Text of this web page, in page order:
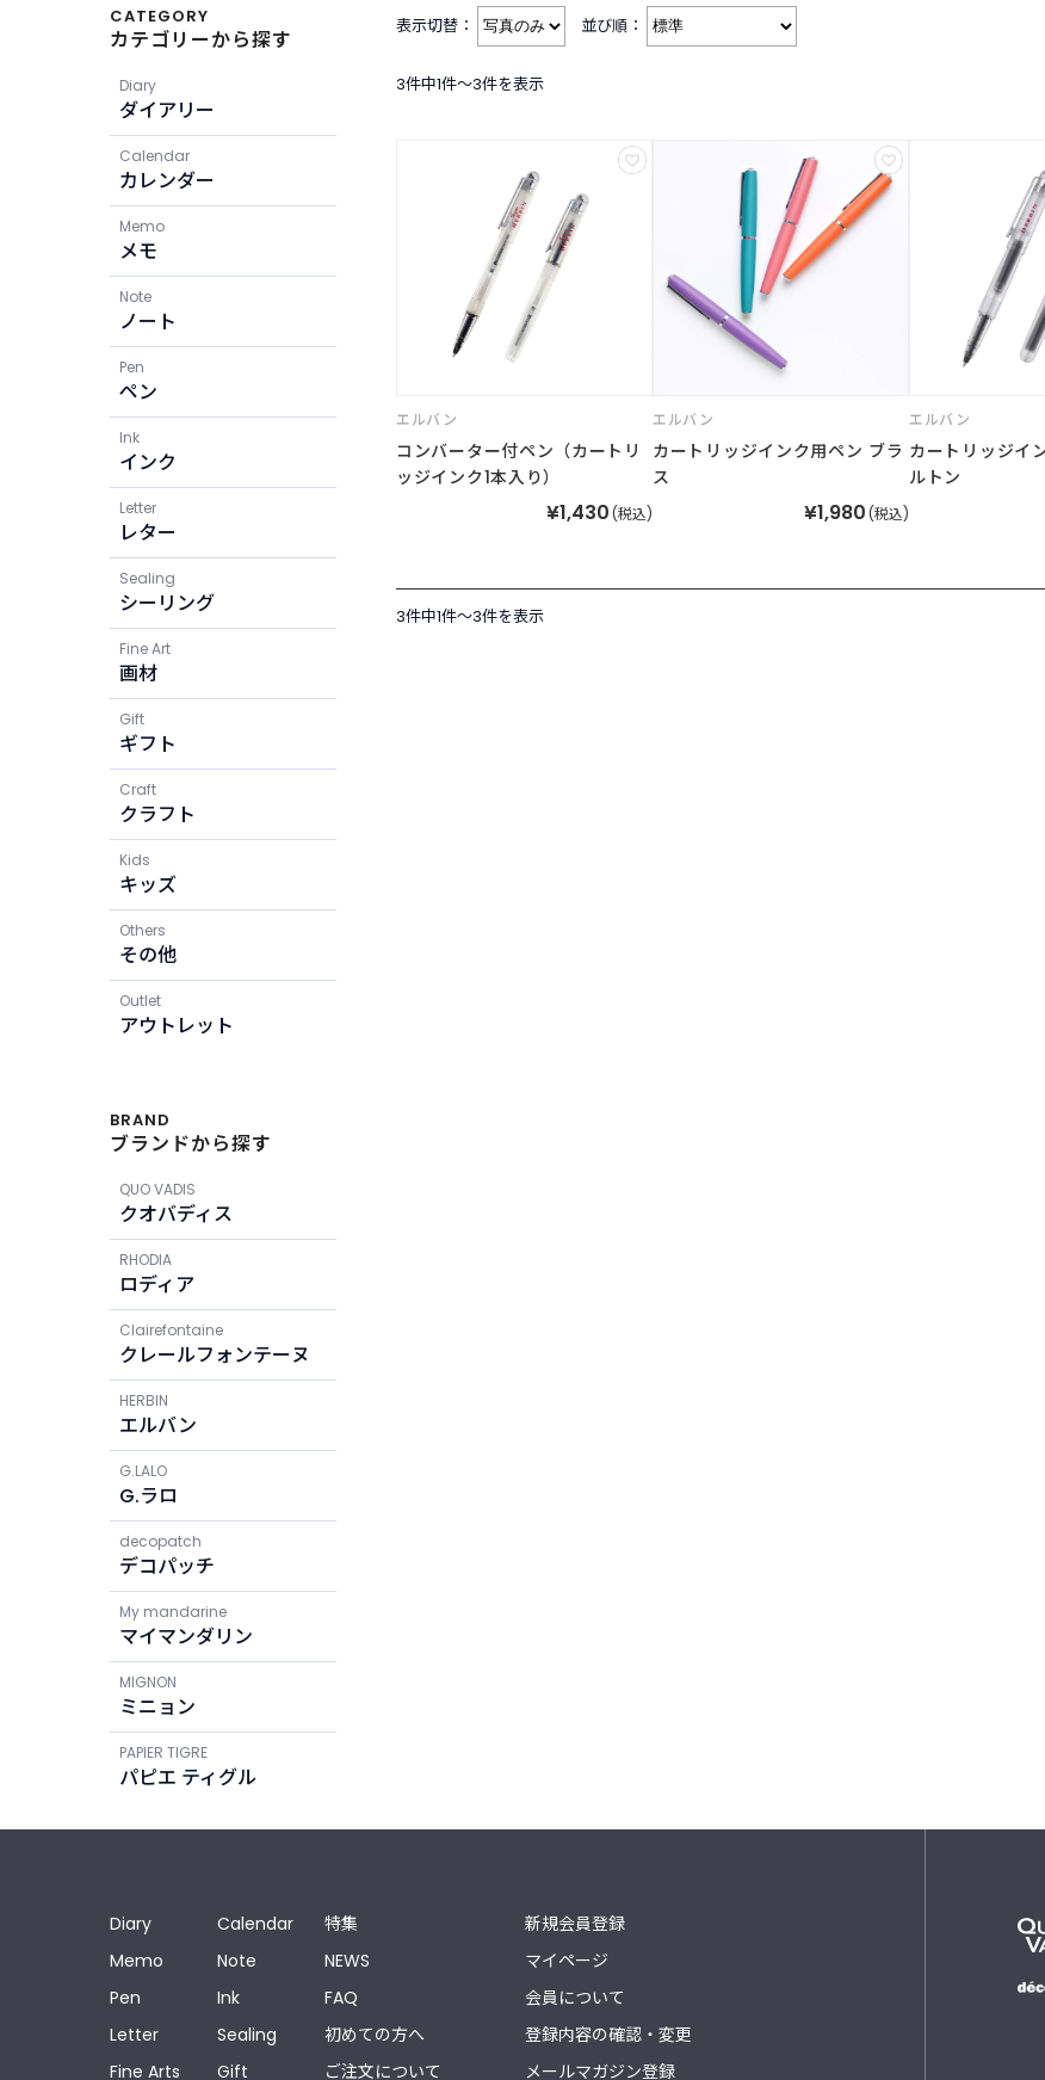
表示切替： 並び順：
3件中1件〜3件を表示
エルバン
コンバーター付ペン（カートリ
ッジインク1本入り）
¥1,430 (税込)
エルバン
カートリッジインク用ペン ブラ
ス
¥1,980 (税込)
エルバン
カートリッジイ
ルトン
3件中1件〜3件を表示
CATEGORY
カテゴリーから探す
Diary
ダイアリー
Calendar
カレンダー
Memo
メモ
Note
ノート
Pen
ペン
Ink
インク
Letter
レター
Sealing
シーリング
Fine Art
画材
Gift
ギフト
Craft
クラフト
Kids
キッズ
Others
その他
Outlet
アウトレット
BRAND
ブランドから探す
QUO VADIS
クオバディス
RHODIA
ロディア
Clairefontaine
クレールフォンテーヌ
HERBIN
エルバン
G.LALO
G.ラロ
decopatch
デコパッチ
My mandarine
マイマンダリン
MIGNON
ミニョン
PAPIER TIGRE
パピエ ティグル
Diary
Calendar
Memo
Note
Pen
Ink
Letter
Sealing
Fine Arts
Gift
特集
NEWS
FAQ
初めての方へ
ご注文について
新規会員登録
マイページ
会員について
登録内容の確認・変更
メールマガジン登録